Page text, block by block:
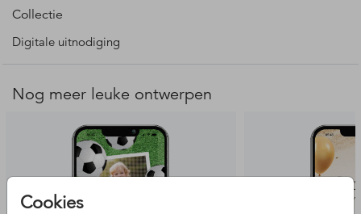
Cookies
geeft een trendy en stijlvolle uitstraling. Superleuk om
samen met debijpassende menukaart
Bewerk je kaart direct in onze online editor met je eigen
teksten en afbeeldingen. De bestelling wordt automatisch
als digitale versie verwerkt. Je hoeft verder niets te
selecteren. Binnen één werkdag sturen we je het
gepersonaliseerde bestand – zonder watermerk logo – als
PNG bestand (formaat: 1080 × 2400 px) via de mail. Hulp
nodig bij het ontwerpen? Neem
Collectie
Digitale uitnodiging
Nog meer leuke ontwerpen